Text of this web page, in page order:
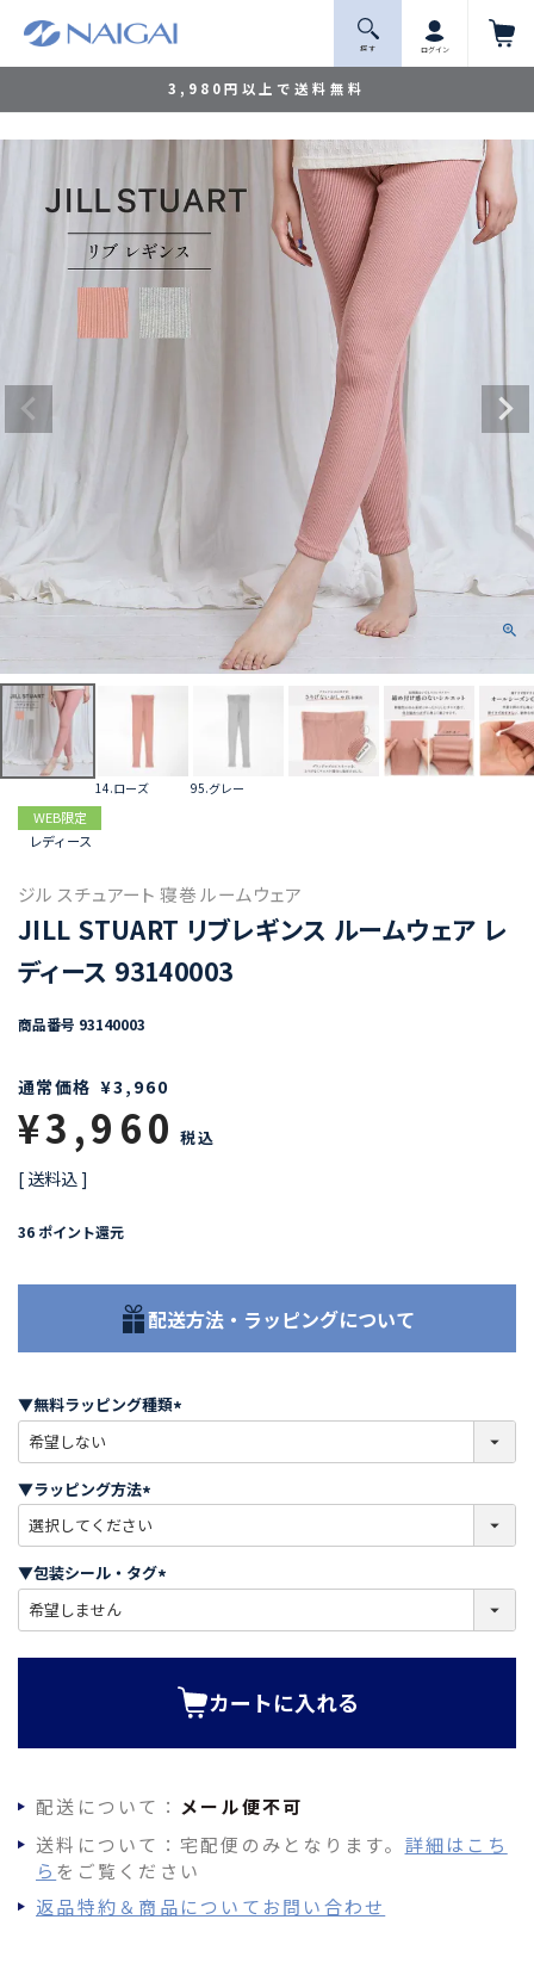
3,980円以上で送料無料
探 す ログイン
14.ローズ 95.グレー
WEB限定
レディース
ジル スチュアート 寝巻 ルームウェア
JILL STUART リブレギンス ルームウェア レ
ディース 93140003
商品番号 93140003
通常価格 ¥3,960
¥3,960 税込
送料込
36 ポイント還元
配送方法・ラッピングについて
▼無料ラッピング種類
必
)
▼ラッピング方法
必
須
)
▼包装シール・タグ
必
カートに入れる
配送について： メール便不可
送料について：宅配便のみとなります。 詳細はこち
ら をご覧ください
返品特約＆商品についてお問い合わせ